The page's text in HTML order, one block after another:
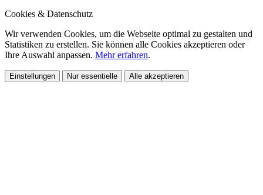
Cookies & Datenschutz
Wir verwenden Cookies, um die Webseite optimal zu gestalten und
Statistiken zu erstellen. Sie können alle Cookies akzeptieren oder
Ihre Auswahl anpassen. Mehr erfahren.
Einstellungen Nur essentielle Alle akzeptieren